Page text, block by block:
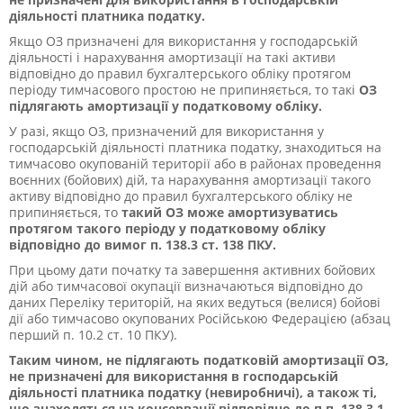
діяльності платника податку.
Якщо ОЗ призначені для використання у господарській
діяльності і нарахування амортизації на такі активи
відповідно до правил бухгалтерського обліку протягом
періоду тимчасового простою не припиняється, то такі ОЗ
підлягають амортизації у податковому обліку.
У разі, якщо ОЗ, призначений для використання у
господарській діяльності платника податку, знаходиться на
тимчасово окупованій території або в районах проведення
воєнних (бойових) дій, та нарахування амортизації такого
активу відповідно до правил бухгалтерського обліку не
припиняється, то такий ОЗ може амортизуватись
протягом такого періоду у податковому обліку
відповідно до вимог п. 138.3 ст. 138 ПКУ.
При цьому дати початку та завершення активних бойових
дій або тимчасової окупації визначаються відповідно до
даних Переліку територій, на яких ведуться (велися) бойові
дії або тимчасово окупованих Російською Федерацією (абзац
перший п. 10.2 ст. 10 ПКУ).
Таким чином, не підлягають податковій амортизації ОЗ,
не призначені для використання в господарській
діяльності платника податку (невиробничі), а також ті,